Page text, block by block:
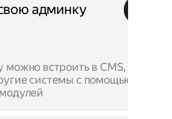
админку
можно встроить в CMS,
системы с помощью